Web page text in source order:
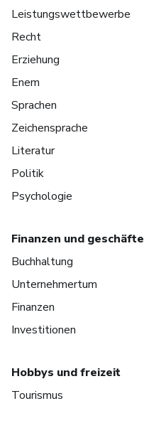
Leistungswettbewerbe
Recht
Erziehung
Enem
Sprachen
Zeichensprache
Literatur
Politik
Psychologie
Finanzen und geschäfte
Buchhaltung
Unternehmertum
Finanzen
Investitionen
Hobbys und freizeit
Tourismus